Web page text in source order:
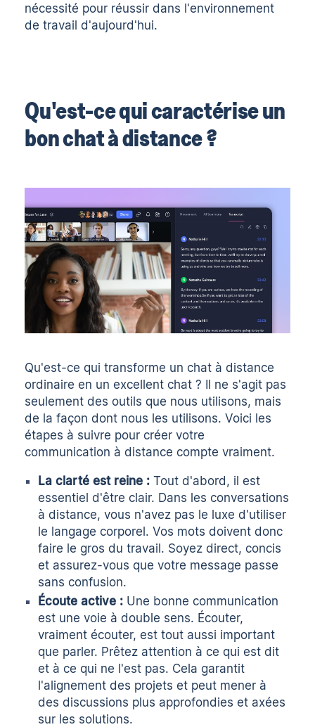
nécessité pour réussir dans l'environnement
de travail d'aujourd'hui.
Qu'est-ce qui caractérise un
bon chat à distance ?
Qu'est-ce qui transforme un chat à distance
ordinaire en un excellent chat ? Il ne s'agit pas
seulement des outils que nous utilisons, mais
de la façon dont nous les utilisons. Voici les
étapes à suivre pour créer votre
communication à distance compte vraiment.
La clarté est reine : Tout d'abord, il est
essentiel d'être clair. Dans les conversations
à distance, vous n'avez pas le luxe d'utiliser
le langage corporel. Vos mots doivent donc
faire le gros du travail. Soyez direct, concis
et assurez-vous que votre message passe
sans confusion.
Écoute active : Une bonne communication
est une voie à double sens. Écouter,
vraiment écouter, est tout aussi important
que parler. Prêtez attention à ce qui est dit
et à ce qui ne l'est pas. Cela garantit
l'alignement des projets et peut mener à
des discussions plus approfondies et axées
sur les solutions.